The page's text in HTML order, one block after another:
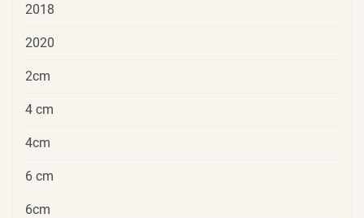
2018
2020
2cm
4 cm
4cm
6 cm
6cm